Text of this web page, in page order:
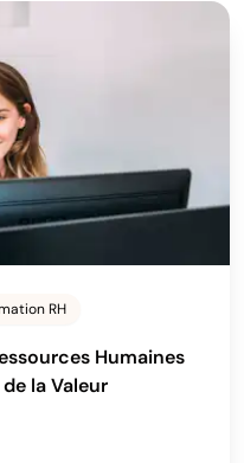
RH
Humaines
la Valeur